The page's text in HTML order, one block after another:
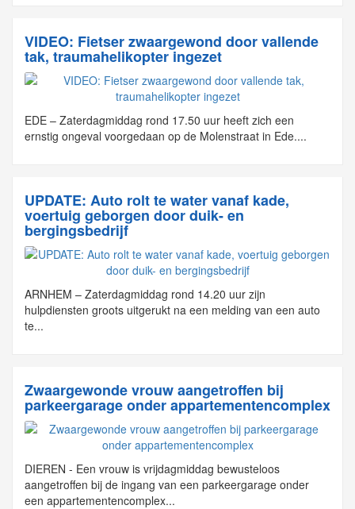
VIDEO: Fietser zwaargewond door vallende
tak, traumahelikopter ingezet
EDE – Zaterdagmiddag rond 17.50 uur heeft zich een
ernstig ongeval voorgedaan op de Molenstraat in Ede....
UPDATE: Auto rolt te water vanaf kade,
voertuig geborgen door duik- en
bergingsbedrijf
ARNHEM – Zaterdagmiddag rond 14.20 uur zijn
hulpdiensten groots uitgerukt na een melding van een auto
te...
Zwaargewonde vrouw aangetroffen bij
parkeergarage onder appartementencomplex
DIEREN - Een vrouw is vrijdagmiddag bewusteloos
aangetroffen bij de ingang van een parkeergarage onder
een appartementencomplex...